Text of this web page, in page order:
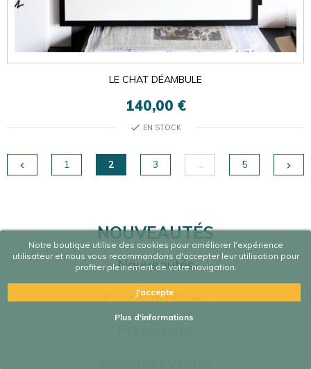
Notre boutique utilise des cookies pour améliorer l'expérience
utilisateur et nous vous recommandons d'accepter leur utilisation pour
profiter pleinement de votre navigation.
J'accepte
Plus d'informations
LE CHAT DÉAMBULE
140,00 €
check EN STOCK
 1 2 3 … 5 
NOUVEAUTÉS
Nouveautés
Incontournables